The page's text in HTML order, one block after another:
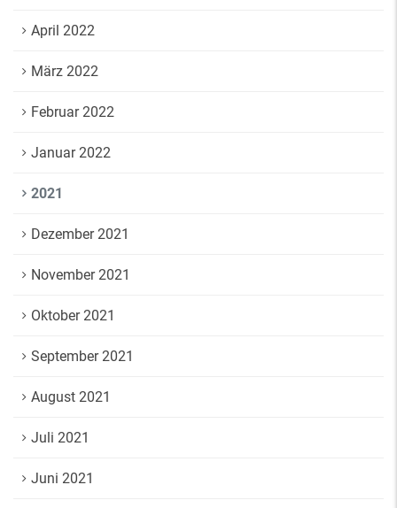
April 2022
März 2022
Februar 2022
Januar 2022
2021
Dezember 2021
November 2021
Oktober 2021
September 2021
August 2021
Juli 2021
Juni 2021